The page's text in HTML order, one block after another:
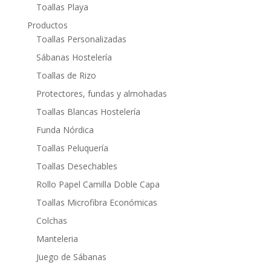
Toallas Playa
Productos
Toallas Personalizadas
Sábanas Hostelería
Toallas de Rizo
Protectores, fundas y almohadas
Toallas Blancas Hostelería
Funda Nórdica
Toallas Peluquería
Toallas Desechables
Rollo Papel Camilla Doble Capa
Toallas Microfibra Económicas
Colchas
Manteleria
Juego de Sábanas